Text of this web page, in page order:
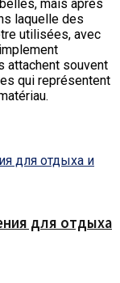
mais après
laquelle des
utilisées, avec
attachent souvent
qui représentent
для отдыха